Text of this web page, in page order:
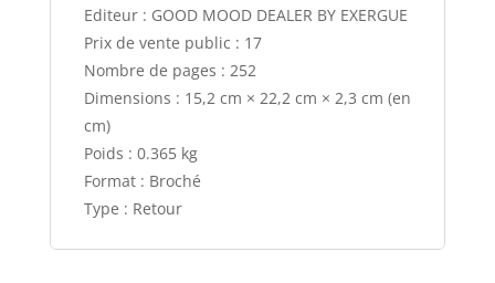
Editeur : GOOD MOOD DEALER BY EXERGUE
Prix de vente public : 17
Nombre de pages : 252
Dimensions : 15,2 cm × 22,2 cm × 2,3 cm (en
cm)
Poids : 0.365 kg
Format : Broché
Type : Retour